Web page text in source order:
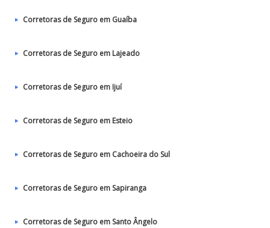
Corretoras de Seguro em Guaíba
Corretoras de Seguro em Lajeado
Corretoras de Seguro em Ijuí
Corretoras de Seguro em Esteio
Corretoras de Seguro em Cachoeira do Sul
Corretoras de Seguro em Sapiranga
Corretoras de Seguro em Santo Ângelo